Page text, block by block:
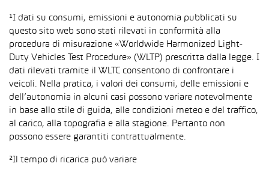
¹I dati su consumi, emissioni e autonomia pubblicati su
questo sito web sono stati rilevati in conformità alla
procedura di misurazione «Worldwide Harmonized Light-
Duty Vehicles Test Procedure» (WLTP) prescritta dalla legge. I
dati rilevati tramite il WLTC consentono di confrontare i
veicoli. Nella pratica, i valori dei consumi, delle emissioni e
dell’autonomia in alcuni casi possono variare notevolmente
in base allo stile di guida, alle condizioni meteo e del traffico,
al carico, alla topografia e alla stagione. Pertanto non
possono essere garantiti contrattualmente.
²Il tempo di ricarica può variare